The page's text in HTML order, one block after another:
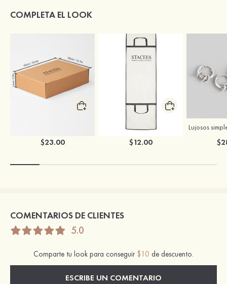
COMPLETA EL LOOK
$23.00 $12.00
COMENTARIOS DE CLIENTES
5.0
Comparte tu look para conseguir $10 de descuento.
ESCRIBE UN COMENTARIO